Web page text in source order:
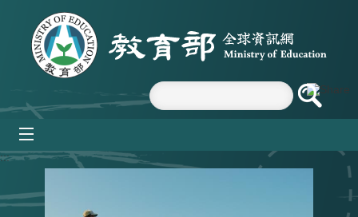
跳到主要內容區塊
:::